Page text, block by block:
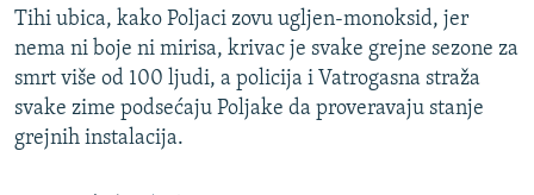
MOJA EVROPA
TRI DECENIJE OD RATA U BIH
SVE KARTE DEJTONA
NASTANAK I RASPAD JUGOSLAVIJE
Tihi ubica, kako Poljaci zovu ugljen-monoksid, jer
nema ni boje ni mirisa, krivac je svake grejne sezone za
smrt više od 100 ljudi, a policija i Vatrogasna straža
svake zime podsećaju Poljake da proveravaju stanje
grejnih instalacija.